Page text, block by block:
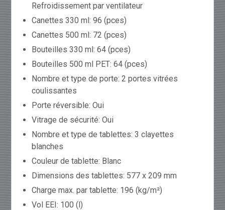
Refroidissement par ventilateur
Canettes 330 ml: 96 (pces)
Canettes 500 ml: 72 (pces)
Bouteilles 330 ml: 64 (pces)
Bouteilles 500 ml PET: 64 (pces)
Nombre et type de porte: 2 portes vitrées
coulissantes
Porte réversible: Oui
Vitrage de sécurité: Oui
Nombre et type de tablettes: 3 clayettes
blanches
Couleur de tablette: Blanc
Dimensions des tablettes: 577 x 209 mm
Charge max. par tablette: 196 (kg/m²)
Vol EEI: 100 (l)